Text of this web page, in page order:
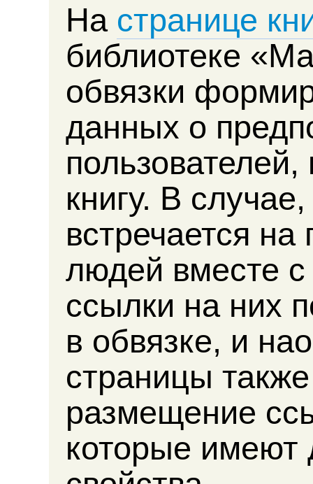
На странице
библиотеке
обвязки
данных о
книгу. В случае,
встречается на
людей вместе с
ссылки на них
в обвязке, и
страницы
размещение
которые имеют